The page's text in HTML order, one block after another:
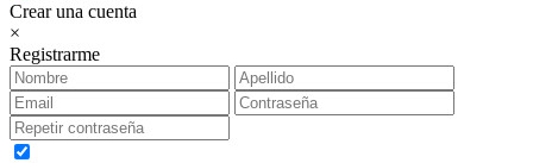
Crear una cuenta
×
Registrarme